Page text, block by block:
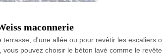
maconnerie
d'une allée ou pour revêtir les escaliers
pouvez choisir le béton lavé comme le